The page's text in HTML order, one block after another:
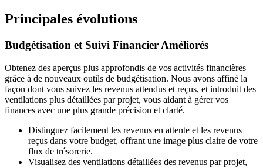
Principales évolutions
Budgétisation et Suivi Financier Améliorés
Obtenez des aperçus plus approfondis de vos activités financières
grâce à de nouveaux outils de budgétisation. Nous avons affiné la
façon dont vous suivez les revenus attendus et reçus, et introduit des
ventilations plus détaillées par projet, vous aidant à gérer vos
finances avec une plus grande précision et clarté.
Distinguez facilement les revenus en attente et les revenus
reçus dans votre budget, offrant une image plus claire de votre
flux de trésorerie.
Visualisez des ventilations détaillées des revenus par projet,